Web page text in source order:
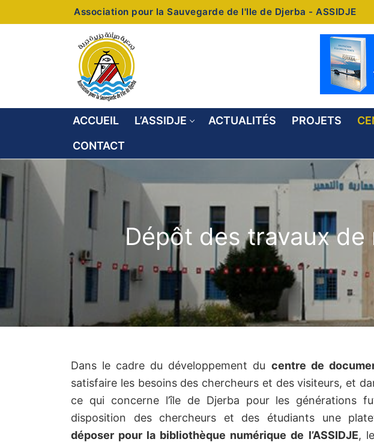
Association pour la Sauvegarde de l'Ile de Djerba - ASSIDJE
ACCUEIL L’ASSIDJE ACTUALITÉS PROJETS
CONTACT
Dépôt des travaux de
Dans le cadre du développement du centre de
satisfaire les besoins des chercheurs et des visiteurs, et
ce qui concerne l’île de Djerba pour les générations
disposition des chercheurs et des étudiants une
déposer pour la bibliothèque numérique de l’ASSIDJE,